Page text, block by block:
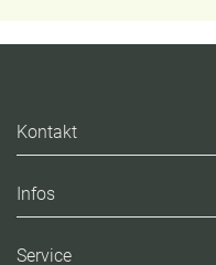
Kontakt
Infos
Service